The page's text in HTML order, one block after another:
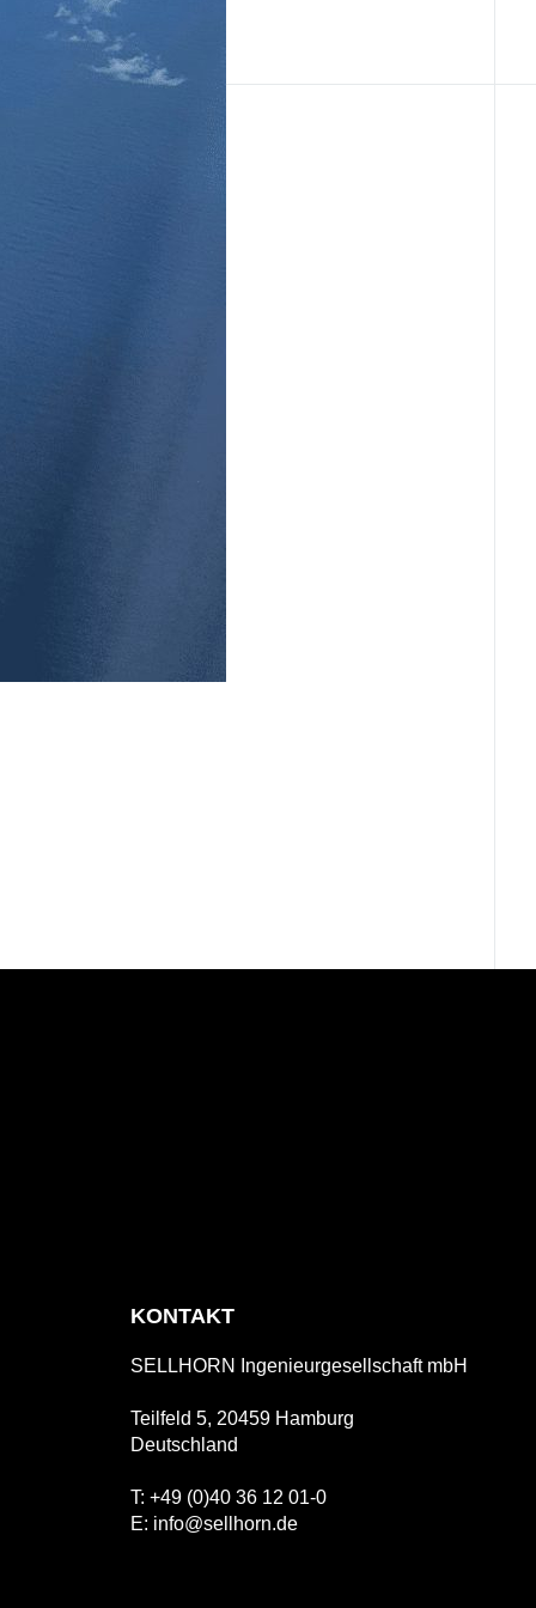
KONTAKT
SELLHORN Ingenieurgesellschaft mbH
Teilfeld 5, 20459 Hamburg
Deutschland
T: +49 (0)40 36 12 01-0
E: info@sellhorn.de